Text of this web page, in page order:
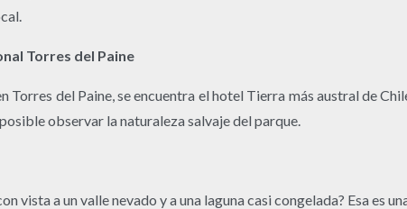
Torres del Paine
Torres del Paine, se encuentra el hotel Tierra más austral de
observar la naturaleza salvaje del parque.
vista a un valle nevado y a una laguna casi congelada? Esa